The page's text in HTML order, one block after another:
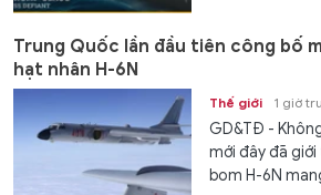
Trung Quốc lần đầu tiên công bố
hạt nhân H-6N
Thế giới 1 giờ
GD&TĐ -
mới đây đã
bom H-6N